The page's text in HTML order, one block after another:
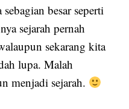
besar seperti
sejarah pernah
sekarang kita
lupa. Malah
menjadi sejarah.